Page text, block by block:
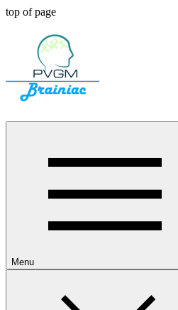
top of page
Menu